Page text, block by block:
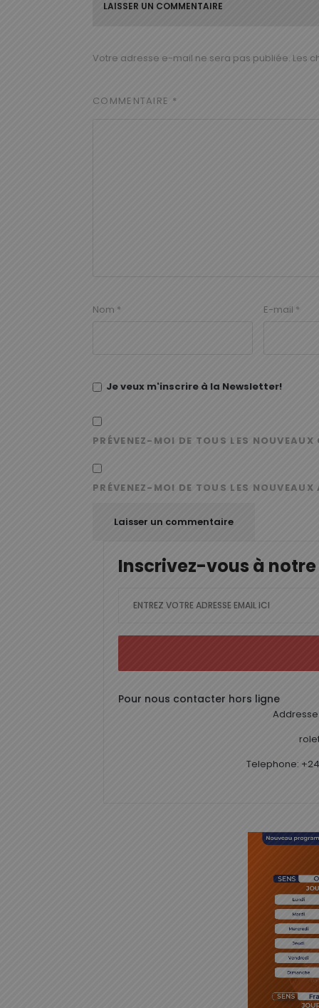
LAISSER UN COMMENTAIRE
Votre adresse e-mail ne sera pas publiée. Les
COMMENTAIRE *
Nom * E-mail *
Je veux m'inscrire à la Newsletter!
PRÉVENEZ-MOI DE TOUS LES
PRÉVENEZ-MOI DE TOUS LES
Inscrivez-vous à
Pour nous contacter hors ligne
Telephone: